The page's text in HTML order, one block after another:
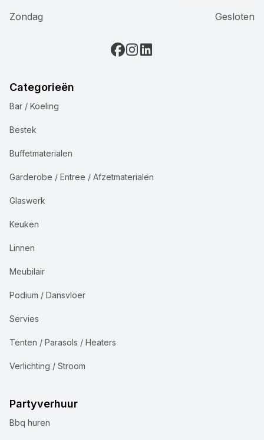
Zondag Gesloten
Categorieën
Bar / Koeling
Bestek
Buffetmaterialen
Garderobe / Entree / Afzetmaterialen
Glaswerk
Keuken
Linnen
Meubilair
Podium / Dansvloer
Servies
Tenten / Parasols / Heaters
Verlichting / Stroom
Partyverhuur
Bbq huren